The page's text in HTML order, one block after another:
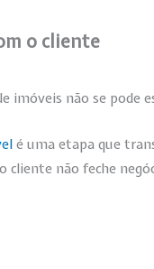
o cliente
imóveis não se pode
é uma etapa que
não feche